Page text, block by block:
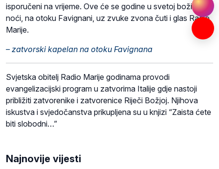
isporučeni na vrijeme. Ove će se godine u svetoj božićnoj
noći, na otoku Favignani, uz zvuke zvona čuti i glas Radio
Marije.
–zatvorski kapelan na otoku Favignana
Svjetska obitelj Radio Marije godinama provodi
evangelizacijski program u zatvorima Italije gdje nastoji
približiti zatvorenike i zatvorenice Riječi Božjoj. Njihova
iskustva i svjedočanstva prikupljena su u knjizi “Zaista ćete
biti slobodni…”
Najnovije vijesti